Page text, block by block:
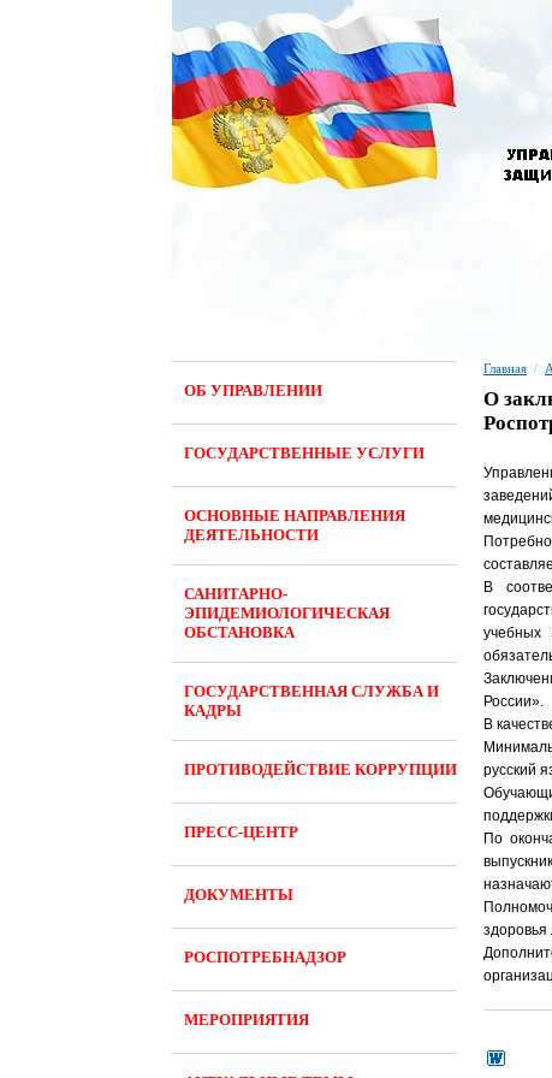
ОБ УПРАВЛЕНИИ
ГОСУДАРСТВЕННЫЕ УСЛУГИ
ОСНОВНЫЕ НАПРАВЛЕНИЯ
ДЕЯТЕЛЬНОСТИ
САНИТАРНО-
ЭПИДЕМИОЛОГИЧЕСКАЯ
ОБСТАНОВКА
ГОСУДАРСТВЕННАЯ СЛУЖБА И
КАДРЫ
ПРОТИВОДЕЙСТВИЕ КОРРУПЦИИ
ПРЕСС-ЦЕНТР
ДОКУМЕНТЫ
РОСПОТРЕБНАДЗОР
МЕРОПРИЯТИЯ
Главная /
О
В
учебных
России».
В
русский
По
здоровья